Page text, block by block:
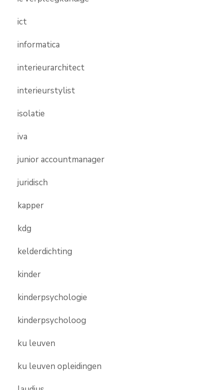
ict
informatica
interieurarchitect
interieurstylist
isolatie
iva
junior accountmanager
juridisch
kapper
kdg
kelderdichting
kinder
kinderpsychologie
kinderpsycholoog
ku leuven
ku leuven opleidingen